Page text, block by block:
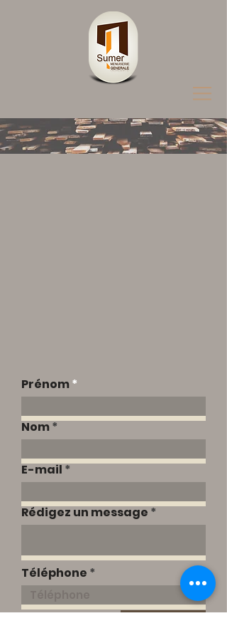
Prénom
Nom
E-mail
Rédigez un message
Téléphone
Envoyer